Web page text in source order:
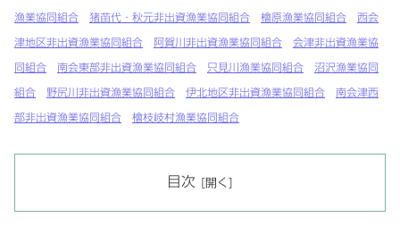
漁業協同組合 猪苗代・秋元非出資漁業協同組合 檜原漁業協同組合 西会
津地区非出資漁業協同組合 阿賀川非出資漁業協同組合 会津非出資漁業協
同組合 南会東部非出資漁業協同組合 只見川漁業協同組合 沼沢漁業協同
組合 野尻川非出資漁業協同組合 伊北地区非出資漁業協同組合 南会津西
部非出資漁業協同組合 檜枝岐村漁業協同組合
目次